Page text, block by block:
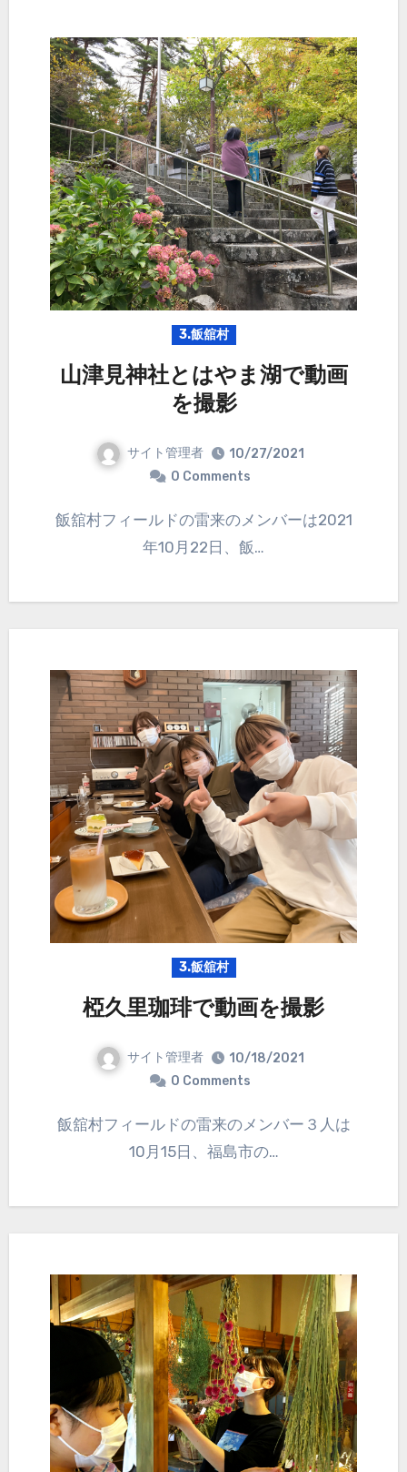
3.飯舘村
山津見神社とはやま湖で動画
を撮影
サイト管理者
10/27/2021
0 Comments
飯舘村フィールドの雷来のメンバーは2021
年10月22日、飯…
3.飯舘村
椏久里珈琲で動画を撮影
サイト管理者
10/18/2021
0 Comments
飯舘村フィールドの雷来のメンバー３人は
10月15日、福島市の…